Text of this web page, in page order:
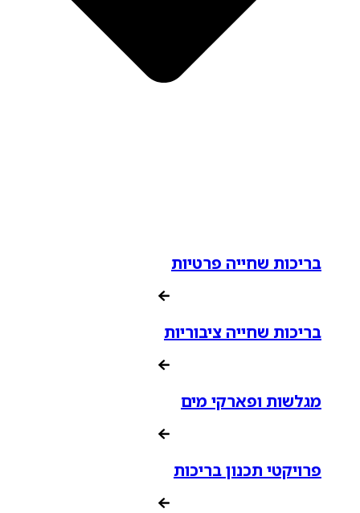
בריכות שחייה פרטיות
בריכות שחייה ציבוריות
מגלשות ופארקי מים
פרויקטי תכנון בריכות